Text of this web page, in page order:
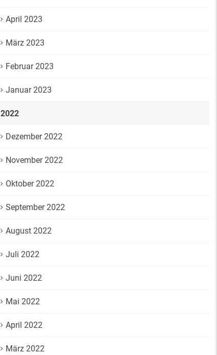
April 2023
März 2023
Februar 2023
Januar 2023
2022
Dezember 2022
November 2022
Oktober 2022
September 2022
August 2022
Juli 2022
Juni 2022
Mai 2022
April 2022
März 2022